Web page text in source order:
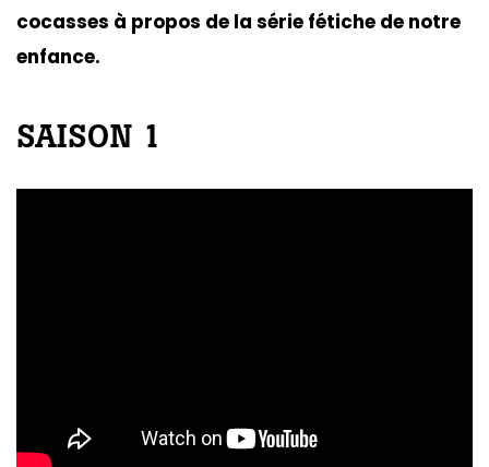
cocasses à propos de la série fétiche de notre
enfance.
SAISON 1